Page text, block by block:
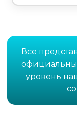
Все
уровень